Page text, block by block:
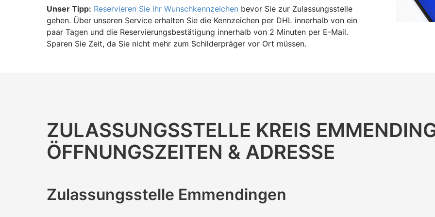
Unser Tipp: Reservieren Sie ihr Wunschkennzeichen bevor Sie zur Zulassungsstelle
gehen. Über unseren Service erhalten Sie die Kennzeichen per DHL innerhalb von ein
paar Tagen und die Reservierungsbestätigung innerhalb von 2 Minuten per E-Mail.
Sparen Sie Zeit, da Sie nicht mehr zum Schilderpräger vor Ort müssen.
ZULASSUNGS­STELLE KREIS
ÖFFNUNGS­ZEITEN & ADRESSE
Zulassungs­stelle Emmendingen